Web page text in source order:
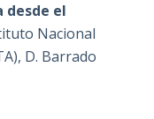
desde el
Nacional
D. Barrado